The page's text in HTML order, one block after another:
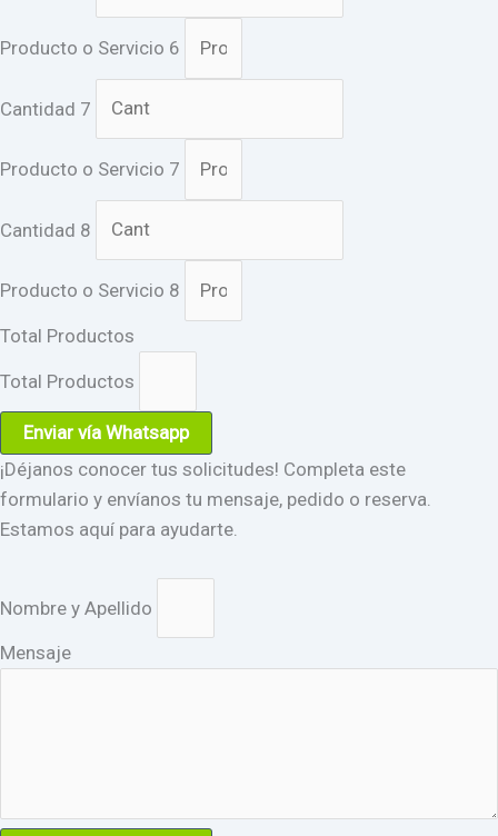
Producto o Servicio 6
Cantidad 7
Producto o Servicio 7
Cantidad 8
Producto o Servicio 8
Total Productos
Total Productos
Enviar vía Whatsapp
¡Déjanos conocer tus solicitudes! Completa este
formulario y envíanos tu mensaje, pedido o reserva.
Estamos aquí para ayudarte.
Nombre y Apellido
Mensaje